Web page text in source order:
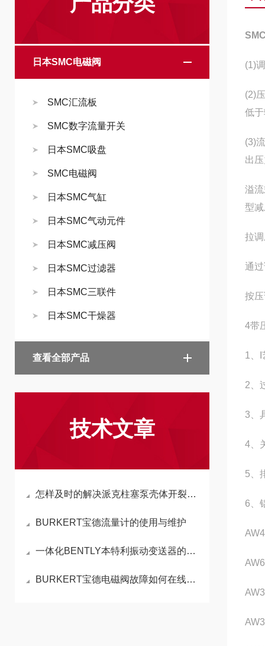
日本SMC电磁阀
SMC汇流板
SMC数字流量开关
日本SMC吸盘
SMC电磁阀
日本SMC气缸
日本SMC气动元件
日本SMC减压阀
日本SMC过滤器
日本SMC三联件
日本SMC干燥器
查看全部产品
技术文章
怎样及时的解决派克柱塞泵壳体开裂的状况
BURKERT宝德流量计的使用与维护
一体化BENTLY本特利振动变送器的使用方法详解
BURKERT宝德电磁阀故障如何在线处理
(1)
(2)
低
(3)
出
溢
型
拉
通
按
4带
1、I
2、
3、
4、
5、
6、